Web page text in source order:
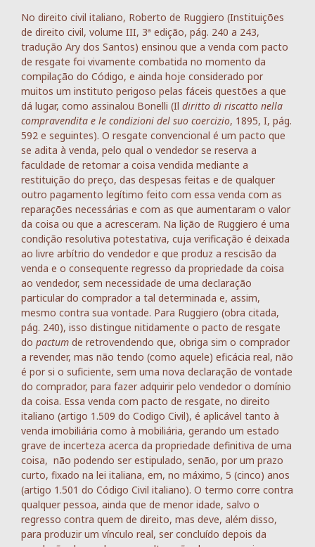
No direito civil italiano, Roberto de Ruggiero (Instituições
de direito civil, volume III, 3ª edição, pág. 240 a 243,
tradução Ary dos Santos) ensinou que a venda com pacto
de resgate foi vivamente combatida no momento da
compilação do Código, e ainda hoje considerado por
muitos um instituto perigoso pelas fáceis questões a que
dá lugar, como assinalou Bonelli (Il diritto di riscatto nella
compravendita e le condizioni del suo coercizio, 1895, I, pág.
592 e seguintes). O resgate convencional é um pacto que
se adita à venda, pelo qual o vendedor se reserva a
faculdade de retomar a coisa vendida mediante a
restituição do preço, das despesas feitas e de qualquer
outro pagamento legítimo feito com essa venda com as
reparações necessárias e com as que aumentaram o valor
da coisa ou que a acresceram. Na lição de Ruggiero é uma
condição resolutiva potestativa, cuja verificação é deixada
ao livre arbítrio do vendedor e que produz a rescisão da
venda e o consequente regresso da propriedade da coisa
ao vendedor, sem necessidade de uma declaração
particular do comprador a tal determinada e, assim,
mesmo contra sua vontade. Para Ruggiero (obra citada,
pág. 240), isso distingue nitidamente o pacto de resgate
do pactum de retrovendendo que, obriga sim o comprador
a revender, mas não tendo (como aquele) eficácia real, não
é por si o suficiente, sem uma nova declaração de vontade
do comprador, para fazer adquirir pelo vendedor o domínio
da coisa. Essa venda com pacto de resgate, no direito
italiano (artigo 1.509 do Codigo Civil), é aplicável tanto à
venda imobiliária como à mobiliária, gerando um estado
grave de incerteza acerca da propriedade definitiva de uma
coisa, não podendo ser estipulado, senão, por um prazo
curto, fixado na lei italiana, em, no máximo, 5 (cinco) anos
(artigo 1.501 do Código Civil italiano). O termo corre contra
qualquer pessoa, ainda que de menor idade, salvo o
regresso contra quem de direito, mas deve, além disso,
para produzir um vínculo real, ser concluído depois da